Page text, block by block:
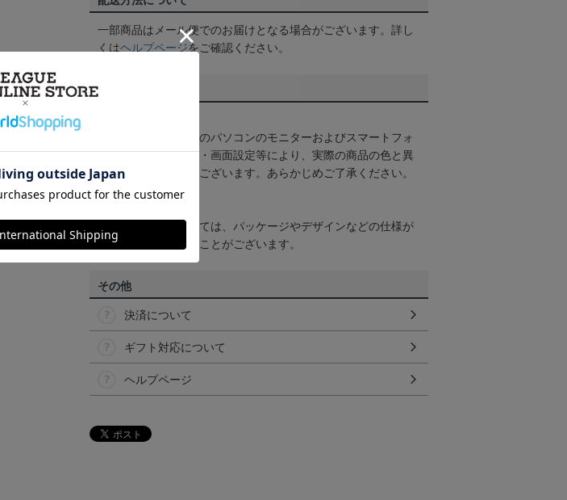
一部商品はメール便でのお届けとなる場合がございます。詳し
くはヘルプページをご確認ください。
商品について
商品画像は、お使いのパソコンのモニターおよびスマートフォ
ンのメーカー・機種・画面設定等により、実際の商品の色と異
なって見える場合がございます。あらかじめご了承ください。
取り扱い商品によっては、パッケージやデザインなどの仕様が
予告なく変更になることがございます。
その他
決済について
ギフト対応について
ヘルプページ